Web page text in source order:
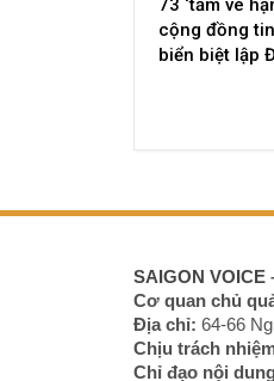
73 ‘tấm vé
cộng đồng
biển biệt lập
SAIGON VOICE
Cơ quan chủ
Địa chỉ: 64-66
Chịu trách
Chỉ đạo nội